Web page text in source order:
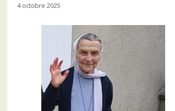
4 octobre 2025